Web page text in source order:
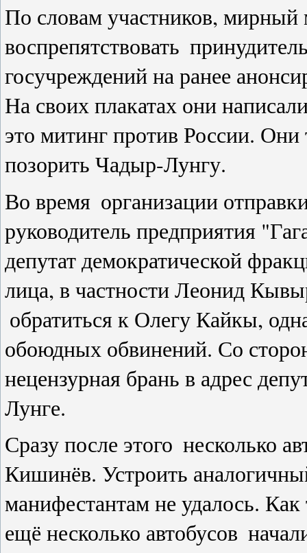
По словам участников,
воспрепятствовать
госучреждений на ранее
На своих плакатах они
это митинг против России.
позорить Чадыр-Лунгу.
Во время организации
руководитель предприятия
депутат демократической
лица, в частности Леонид
обратиться к Олегу Кайкы,
обоюдных обвинений. Со
нецензурная брань в адрес
Лунге.
Сразу после этого несколько
Кишинёв. Устроить
манифестантам не удалось.
ещё несколько автобусов